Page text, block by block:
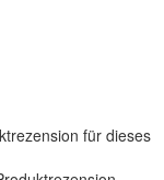
für dieses